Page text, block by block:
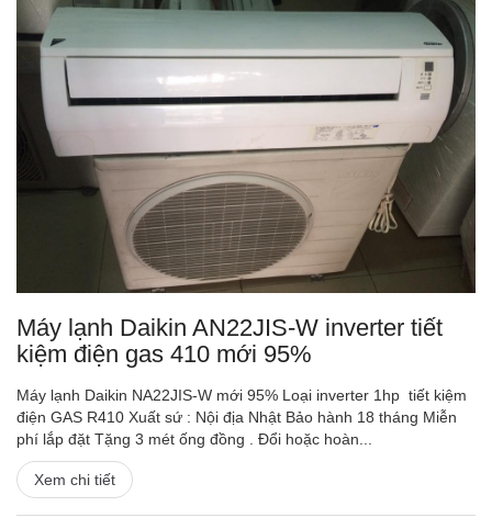
Máy lạnh Daikin AN22JIS-W inverter tiết
kiệm điện gas 410 mới 95%
Máy lạnh Daikin NA22JIS-W mới 95% Loại inverter 1hp tiết kiệm
điện GAS R410 Xuất sứ : Nội địa Nhật Bảo hành 18 tháng Miễn
phí lắp đặt Tặng 3 mét ống đồng . Đổi hoặc hoàn...
Xem chi tiết